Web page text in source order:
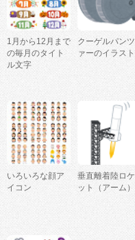
1月から12月まで
の毎月のタイト
ル文字
クーゲルパンツ
ァーのイラスト
いろいろな顔ア
イコン
垂直離着陸ロケ
ット（アーム）